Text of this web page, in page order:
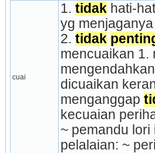
cuai
1. tidak hati-
yg
2. tidak
mencuaikan
dicuaikan
menganggap
kecuaian
~ pemandu
pelalaian: ~